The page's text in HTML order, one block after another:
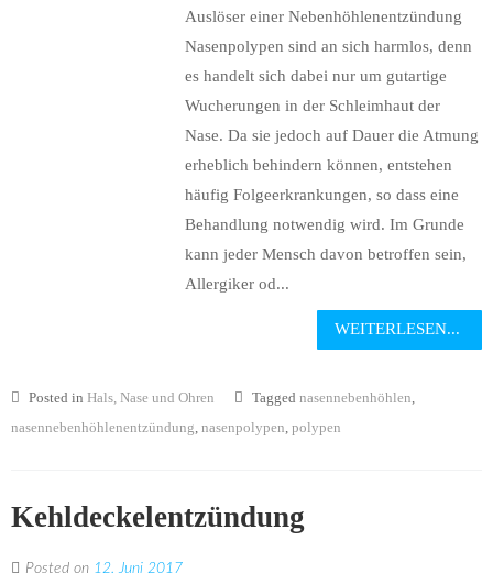
Auslöser einer Nebenhöhlenentzündung
Nasenpolypen sind an sich harmlos, denn
es handelt sich dabei nur um gutartige
Wucherungen in der Schleimhaut der
Nase. Da sie jedoch auf Dauer die Atmung
erheblich behindern können, entstehen
häufig Folgeerkrankungen, so dass eine
Behandlung notwendig wird. Im Grunde
kann jeder Mensch davon betroffen sein,
Allergiker od...
WEITERLESEN...
Posted in Hals, Nase und Ohren Tagged nasennebenhöhlen,
nasennebenhöhlenentzündung, nasenpolypen, polypen
Kehldeckelentzündung
Posted on 12. Juni 2017